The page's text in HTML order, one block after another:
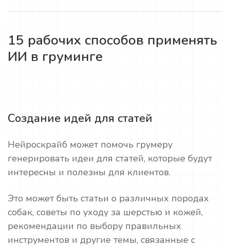
15 рабочих способов применять
ИИ в груминге
Создание идей для статей
Нейроскрайб может помочь грумеру
генерировать идеи для статей, которые будут
интересны и полезны для клиентов.
Это может быть статьи о различных породах
собак, советы по уходу за шерстью и кожей,
рекомендации по выбору правильных
инструментов и другие темы, связанные с